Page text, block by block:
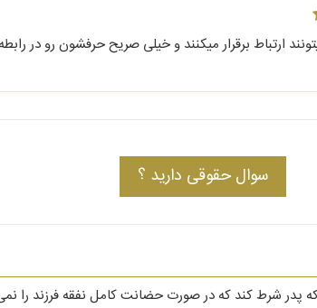
ارتباط برقرار میکنند و خیلی صریح حرفشون رو در
سوال حقوقی دارید ؟
که پدر شرط کند که در صورت حضانت کامل نفقه فرزند را